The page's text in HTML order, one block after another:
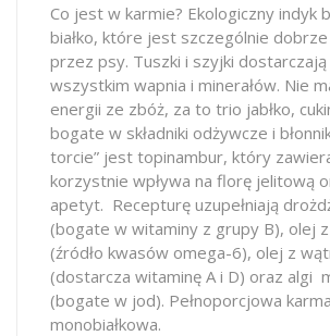
Co jest w karmie? Ekologiczny indyk
białko, które jest szczególnie
przez psy. Tuszki i szyjki
wszystkim wapnia i minerałów. Nie
energii ze zbóż, za to trio jabłko,
bogate w składniki odżywcze i
torcie” jest topinambur, który
korzystnie wpływa na florę jelitową
apetyt. Recepturę uzupełniają
(bogate w witaminy z grupy B), olej z
(źródło kwasów omega-6), olej z
(dostarcza witaminę A i D) oraz algi
(bogate w jod). Pełnoporcjowa
monobiałkowa.